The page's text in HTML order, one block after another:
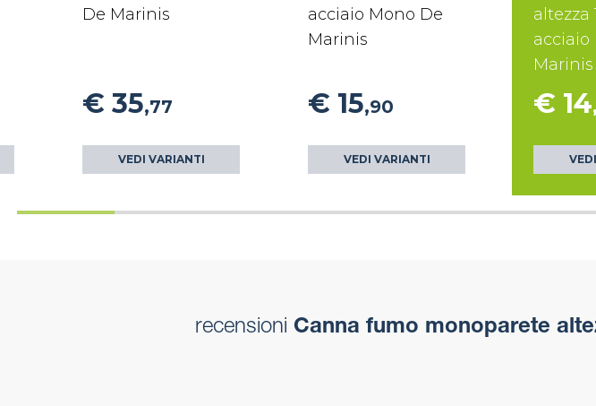
De Marinis
€ 35,77
VEDI VARIANTI
acciaio Mono De
Marinis
€ 15,90
VEDI VARIANTI
altezza
acciaio
Marinis
€ 14
recensioni Canna fumo monoparete